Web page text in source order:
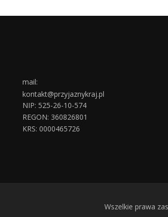
mail:
kontakt@przyjaznykraj.pl
NIP: 525-26-10-574
REGON: 360826801
KRS: 0000465726
Wszelkie prawa